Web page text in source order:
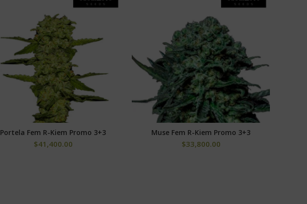
SELECCIONAR OPCIONES
Portela Fem R-Kiem Promo 3+3
$41,400.00
SELECCIONAR OPCIONES
Muse Fem R-Kiem Promo 3+3
$33,800.00